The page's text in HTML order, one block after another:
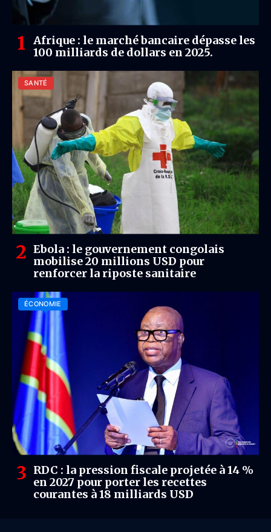
Afrique : le marché bancaire dépasse les
100 milliards de dollars en 2025.
SANTÉ
Ebola : le gouvernement congolais
mobilise 20 millions USD pour
renforcer la riposte sanitaire
ÉCONOMIE
RDC : la pression fiscale projetée à 14 %
en 2027 pour porter les recettes
courantes à 18 milliards USD